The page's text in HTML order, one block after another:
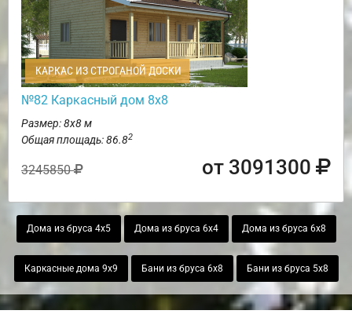
КАРКАС ИЗ СТРОГАНОЙ ДОСКИ
№82 Каркасный дом 8х8
Размер: 8х8 м
Общая площадь: 86.82
3245850 от 3091300
Дома из бруса 4х5 Дома из бруса 6х4 Дома из бруса 6х8
Каркасные дома 9х9 Бани из бруса 6х8 Бани из бруса 5х8